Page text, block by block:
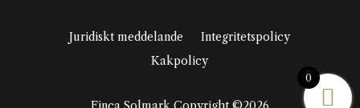
Juridiskt meddelande
Integritetspolicy
Kakpolicy
0